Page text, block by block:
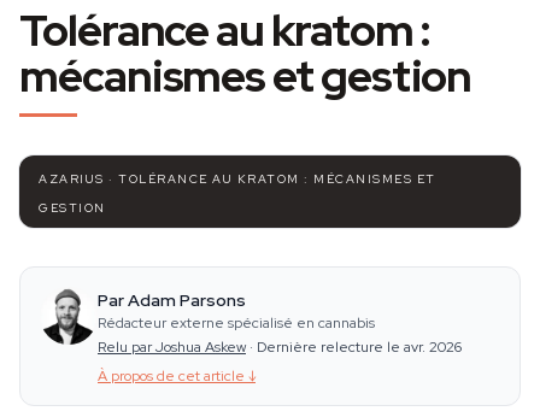
Tolérance au kratom :
mécanismes et gestion
AZARIUS · TOLÉRANCE AU KRATOM : MÉCANISMES ET
GESTION
Par Adam Parsons
Rédacteur externe spécialisé en cannabis
Relu par Joshua Askew · Dernière relecture le avr. 2026
À propos de cet article ↓